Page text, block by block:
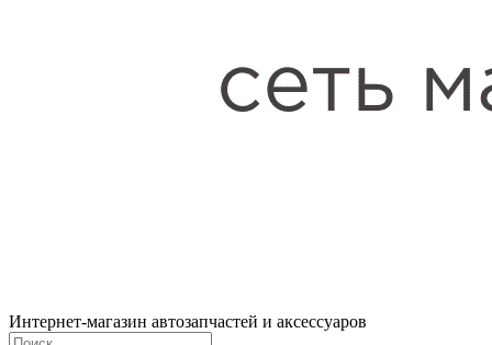
Интернет-магазин автозапчастей и аксессуаров